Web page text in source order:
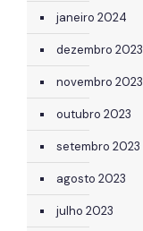
janeiro 2024
dezembro 2023
novembro 2023
outubro 2023
setembro 2023
agosto 2023
julho 2023